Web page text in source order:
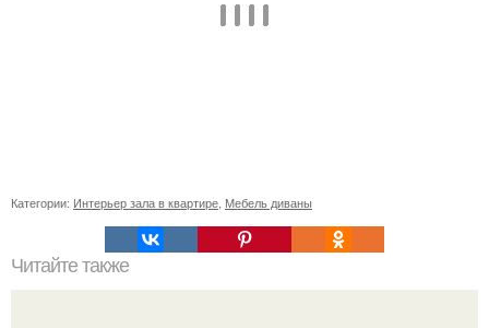
Категории: Интерьер зала в квартире Мебель диваны
Читайте также